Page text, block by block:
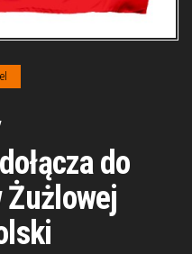
do